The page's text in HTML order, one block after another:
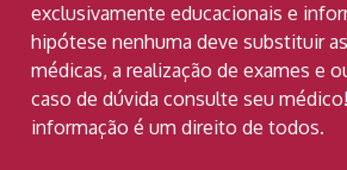
exclusivamente educacionais e
hipótese nenhuma deve substituir
médicas, a realização de exames e
caso de dúvida consulte seu
informação é um direito de todos.